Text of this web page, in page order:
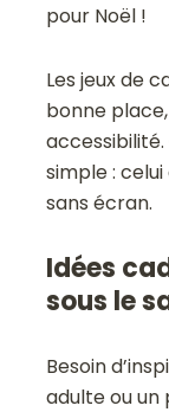
pour Noël !
Les jeux de
bonne
simple :
sans écran.
Idées
sous le
Besoin
adulte ou un